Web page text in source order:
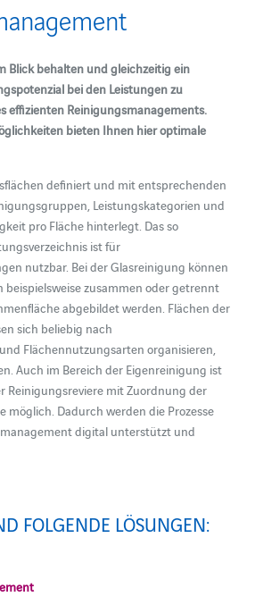
Blick behalten und gleichzeitig ein
bei den Leistungen zu
effizienten Reinigungsmanagements.
bieten Ihnen hier optimale
definiert und mit entsprechenden
Leistungskategorien und
pro Fläche hinterlegt. Das so
ist für
nutzbar. Bei der Glasreinigung können
beispielsweise zusammen oder getrennt
abgebildet werden. Flächen der
sich beliebig nach
Flächennutzungsarten organisieren,
Auch im Bereich der Eigenreinigung ist
Reinigungsreviere mit Zuordnung der
möglich. Dadurch werden die Prozesse
digital unterstützt und
FOLGENDE LÖSUNGEN: